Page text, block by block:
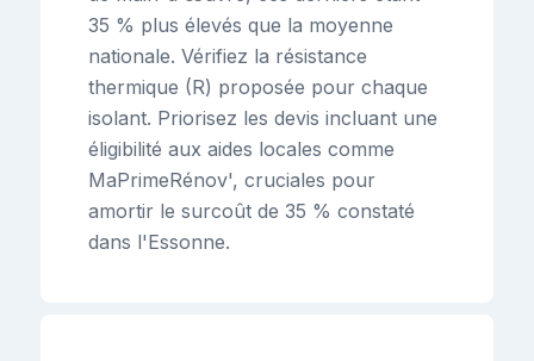
35 % plus élevés que la moyenne
nationale. Vérifiez la résistance
thermique (R) proposée pour chaque
isolant. Priorisez les devis incluant une
éligibilité aux aides locales comme
MaPrimeRénov', cruciales pour
amortir le surcoût de 35 % constaté
dans l'Essonne.